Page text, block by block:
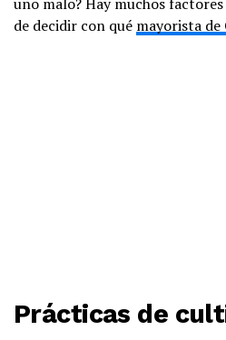
de decidir con qué mayorista de
Prácticas de